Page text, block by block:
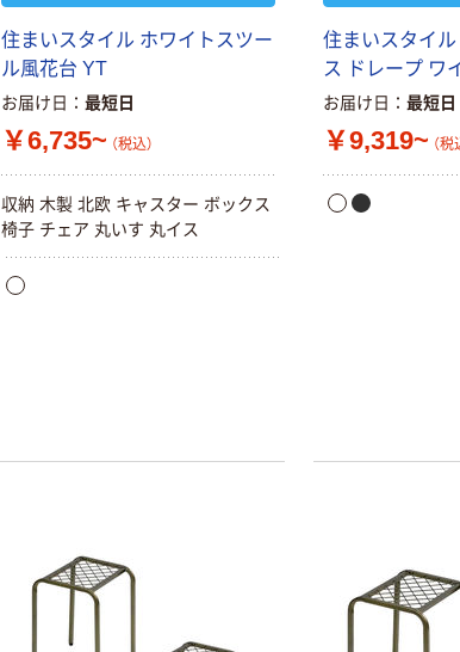
住まいスタイル ホワイトスツー
ル風花台 YT
お届け日 最短日
￥6,735~ （税込）
収納 木製 北欧 キャスター ボックス
椅子 チェア 丸いす 丸イス
住まいスタイ
ス ドレープ ワ
お届け日 最短日
￥9,319~ （税